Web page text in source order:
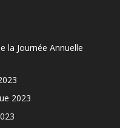
la Journée Annuelle
2023